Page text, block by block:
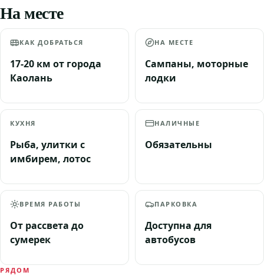
На месте
КАК ДОБРАТЬСЯ
17-20 км от города
Каолань
НА МЕСТЕ
Сампаны, моторные
лодки
КУХНЯ
Рыба, улитки с
имбирем, лотос
НАЛИЧНЫЕ
Обязательны
ВРЕМЯ РАБОТЫ
От рассвета до
сумерек
ПАРКОВКА
Доступна для
автобусов
РЯДОМ